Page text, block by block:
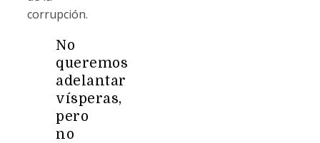
corrupción.
No
queremos
adelantar
vísperas,
pero
no